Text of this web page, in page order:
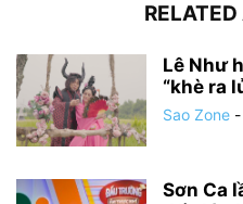
Lê Như
“khè ra
Sao Zone -
Sơn Ca